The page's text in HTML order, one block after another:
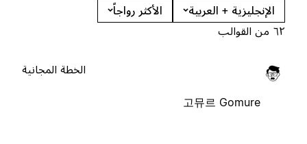
الإنجليزية + العربية
الأكثر رواجاً
٦٢ من القوالب
고뮤르 Gomure
الخطة المجانية